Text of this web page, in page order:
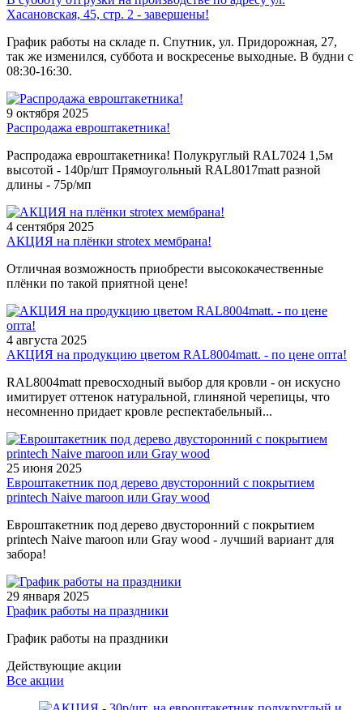
Хасановская, 45, стр. 2 - завершены!
График работы на складе п. Спутник, ул. Придорожная, 27,
так же изменился, суббота и воскресенье выходные. В будни с
08:30-16:30.
9 октября 2025
Распродажа евроштакетника!
Распродажа евроштакетника! Полукруглый RAL7024 1,5м
высотой - 140р/шт Прямоугольный RAL8017matt разной
длины - 75р/мп
4 сентября 2025
АКЦИЯ на плёнки strotex мембрана!
Отличная возможность приобрести высококачественные
плёнки по такой приятной цене!
4 августа 2025
АКЦИЯ на продукцию цветом RAL8004matt. - по цене опта!
RAL8004matt превосходный выбор для кровли - он искусно
имитирует оттенок натуральной, глиняной черепицы, что
несомненно придает кровле респектабельный...
25 июня 2025
Евроштакетник под дерево двусторонний с покрытием
printech Naive maroon или Gray wood
Евроштакетник под дерево двусторонний с покрытием
printech Naive maroon или Gray wood - лучший вариант для
забора!
29 января 2025
График работы на праздники
График работы на праздники
Действующие акции
Все акции